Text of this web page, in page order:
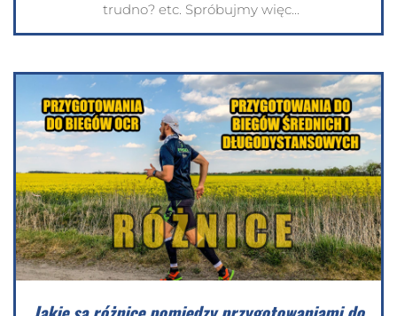
trudno? etc. Spróbujmy więc...